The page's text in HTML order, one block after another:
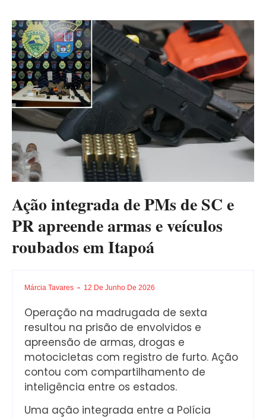
Ação integrada de PMs de SC e
PR apreende armas e veículos
roubados em Itapoá
Márcia Tavares 12 De Junho De 2026
Operação na madrugada de sexta
resultou na prisão de envolvidos e
apreensão de armas, drogas e
motocicletas com registro de furto. Ação
contou com compartilhamento de
inteligência entre os estados.
Uma ação integrada entre a Polícia